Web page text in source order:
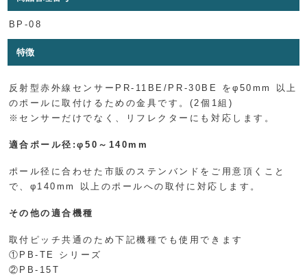
BP-08
特徴
反射型赤外線センサーPR-11BE/PR-30BE をφ50mm 以上
のポールに取付けるための金具です。(2個1組)
※センサーだけでなく、リフレクターにも対応します。
適合ポール径:φ50～140mm
ポール径に合わせた市販のステンバンドをご用意頂くこと
で、φ140mm 以上のポールへの取付に対応します。
その他の適合機種
取付ピッチ共通のため下記機種でも使用できます
①PB-TE シリーズ
②PB-15T